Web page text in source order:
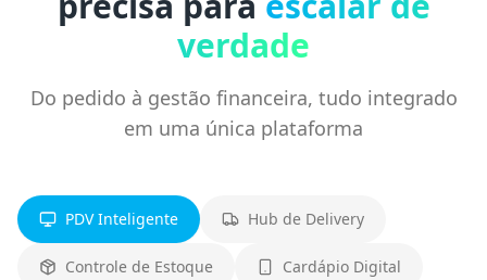
verdade
Do pedido à gestão financeira, tudo integrado
em uma única plataforma
PDV Inteligente Hub de Delivery
Controle de Estoque Cardápio Digital